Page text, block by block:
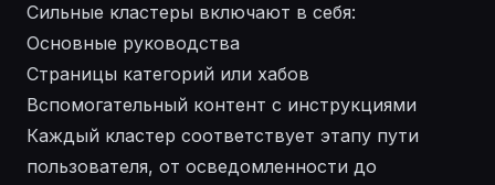
Сильные кластеры включают в себя:
Основные руководства
Страницы категорий или хабов
Вспомогательный контент с инструкциями
Каждый кластер соответствует этапу пути
пользователя, от осведомленности до